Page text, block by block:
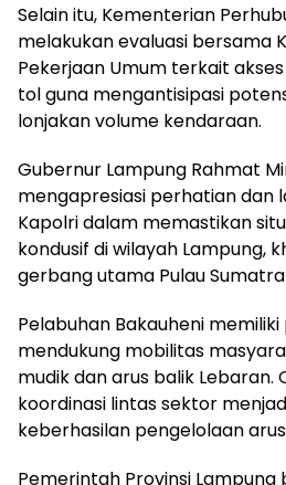
Selain itu, Kementerian
melakukan evaluasi bersama
Pekerjaan Umum terkait
tol guna mengantisipasi
lonjakan volume kendaraan.
Gubernur Lampung Rahmat
mengapresiasi perhatian dan
Kapolri dalam memastikan
kondusif di wilayah Lampung,
gerbang utama Pulau
Pelabuhan Bakauheni
mendukung mobilitas
mudik dan arus balik Lebaran.
koordinasi lintas sektor
keberhasilan pengelolaan
Pemerintah Provinsi Lampung